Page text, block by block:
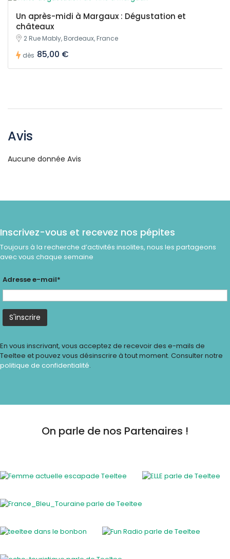
Un après-midi à Margaux : Dégustation et
châteaux
2 Rue Mably, Bordeaux, France
dès 85,00 €
Avis
Aucune donnée Avis
Inscrivez-vous et recevez nos pépites
Toujours à la recherche d’activités insolites, nous les partageons
avec vous chaque semaine
Adresse e-mail*
En vous inscrivant, vous acceptez de recevoir des e-mails de
Teeltee et pouvez vous désinscrire à tout moment. Consulter notre
politique de confidentialité.
On parle de nos Partenaires !